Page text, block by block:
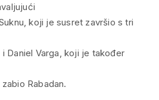
koji je susret završio s tri
Daniel Varga, koji je također
Rabadan.